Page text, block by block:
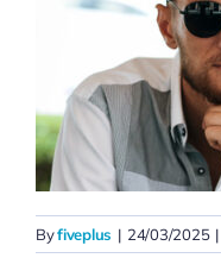
Byfiveplus | 24/03/2025 |